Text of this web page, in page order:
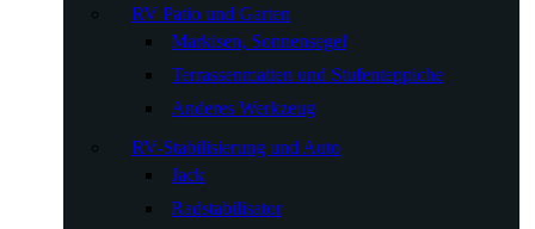
RV Patio und Garten
Markisen, Sonnensegel
Terrassenmatten und Stufenteppiche
Anderes Werkzeug
RV-Stabilisierung und Auto
Jack
Radstabilisator